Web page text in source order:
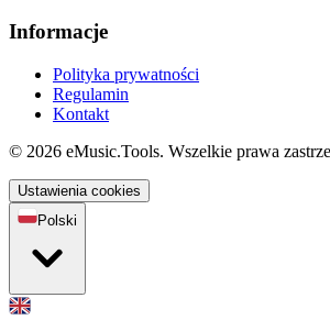
Informacje
Polityka prywatności
Regulamin
Kontakt
© 2026 eMusic.Tools. Wszelkie prawa
Ustawienia cookies
Polski